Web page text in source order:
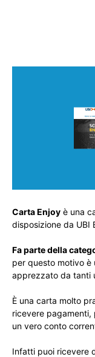
Carta Enjoy è una
disposizione da UBI
Fa parte della
per questo motivo è
apprezzato da tanti
È una carta molto
ricevere pagamenti,
un vero conto
Infatti puoi ricevere